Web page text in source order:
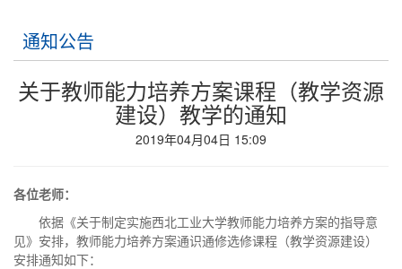
通知公告
关于教师能力培养方案课程（教学资源
建设）教学的通知
2019年04月04日 15:09
各位老师：
依据《关于制定实施西北工业大学教师能力培养方案的指导意
见》安排，教师能力培养方案通识通修选修课程（教学资源建设）
安排通知如下：